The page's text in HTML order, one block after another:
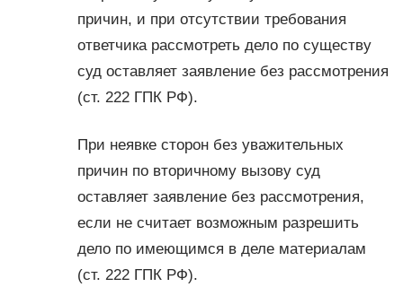
причин, и при отсутствии требования
ответчика рассмотреть дело по существу
суд оставляет заявление без рассмотрения
(ст. 222 ГПК РФ).
При неявке сторон без уважительных
причин по вторичному вызову суд
оставляет заявление без рассмотрения,
если не считает возможным разрешить
дело по имеющимся в деле материалам
(ст. 222 ГПК РФ).